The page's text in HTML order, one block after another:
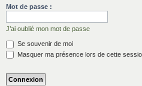
Mot de passe :
J’ai oublié mon mot de passe
Se souvenir de moi
Masquer ma présence lors de cette